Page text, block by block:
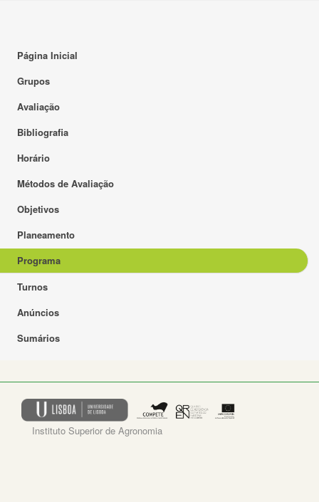
Página Inicial
Grupos
Avaliação
Bibliografia
Horário
Métodos de Avaliação
Objetivos
Planeamento
Programa
Turnos
Anúncios
Sumários
Instituto Superior de Agronomia